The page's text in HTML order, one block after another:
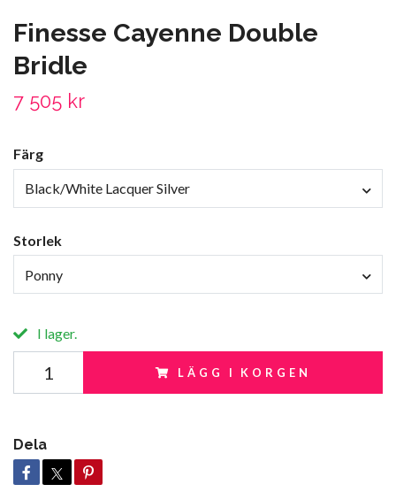
Finesse Cayenne Double
Bridle
7 505 kr
Färg
Black/White Lacquer Silver
Storlek
Ponny
I lager.
LÄGG I KORGEN
Dela